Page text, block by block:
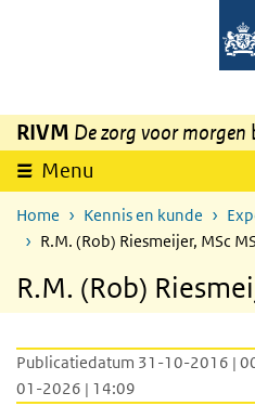
Overslaan en naar de inhoud gaan
RIVM De zorg voor morgen
Menu
Home Kennis en kunde
R.M. (Rob) Riesmeijer, MSc
R.M. (Rob)
Publicatiedatum 31-10-2016 |
01-2026 | 14:09